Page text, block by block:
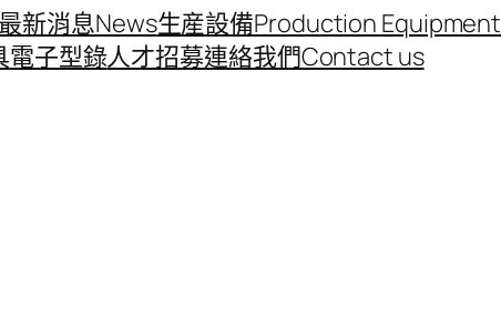
最新消息News生産設備Production Equipment
電子型錄人才招募連絡我們Contact us